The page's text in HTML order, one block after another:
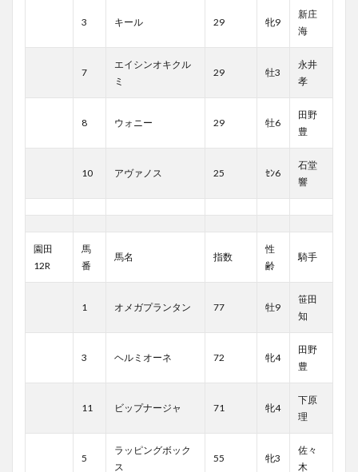
3 キール 29 牝9
新庄
海
7
エイシンオキクル
ミ
29 牡3
永井
孝
8 ウォニー 29 牡6
田野
豊
10 アヴァノス 25 ｾﾝ6
石堂
響
園田
12R
馬
番
馬名 指数
性
齢
騎手
1 オメガプランタン 77 牡9
笹田
知
3 ヘルミオーネ 72 牝4
田野
豊
11 ビップナージャ 71 牝4
下原
理
5
ラッピングボック
ス
55 牝3
佐々
木